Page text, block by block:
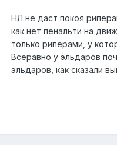
НЛ не даст покоя
как нет пенальти на
только риперами, у
Всеравно у эльдаров
эльдаров, как сказали